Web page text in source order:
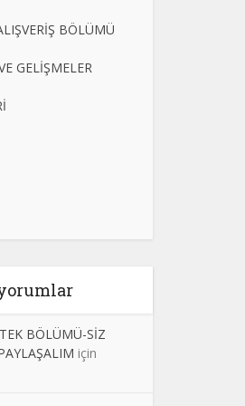
BÖLÜMÜ
GELİŞMELER
BÖLÜMÜ-SİZ
için